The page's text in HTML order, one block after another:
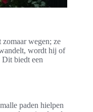
zomaar wegen; ze
wordt hij of
biedt een
paden hielpen